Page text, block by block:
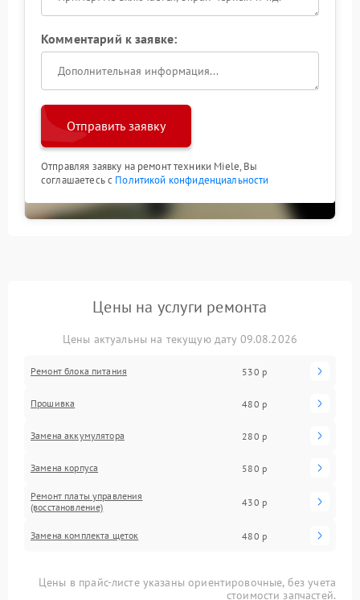
Комментарий к заявке:
Отправить заявку
Отправляя заявку на ремонт техники Miele, Вы
соглашаетесь с Политикой конфиденциальности
Цены на услуги ремонта
Цены актуальны на текущую дату 09.08.2026
Ремонт блока питания 530 р
Прошивка 480 р
Замена аккумулятора 280 р
Замена корпуса 580 р
Ремонт платы управления
(восстановление)
430 р
Замена комплекта щеток 480 р
Цены в прайс-листе указаны ориентировочные, без учета
стоимости запчастей.